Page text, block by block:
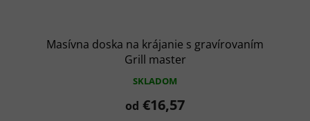
Masívna doska na krájanie s gravírovaním
Grill master
SKLADOM
od €16,57